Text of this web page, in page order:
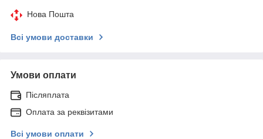
Нова Пошта
Всі умови доставки
Умови оплати
Післяплата
Оплата за реквізитами
Всі умови оплати